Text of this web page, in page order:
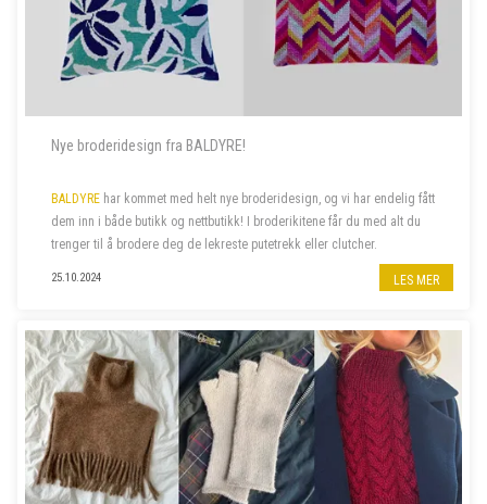
Nye broderidesign fra BALDYRE!
BALDYRE har kommet med helt nye broderidesign, og vi har endelig fått
dem inn i både butikk og nettbutikk! I broderikitene får du med alt du
trenger til å brodere deg de lekreste putetrekk eller clutcher.
25.10.2024 LES MER